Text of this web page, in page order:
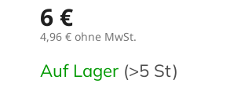
6 €
4,96 € ohne MwSt.
Auf Lager (>5 St)